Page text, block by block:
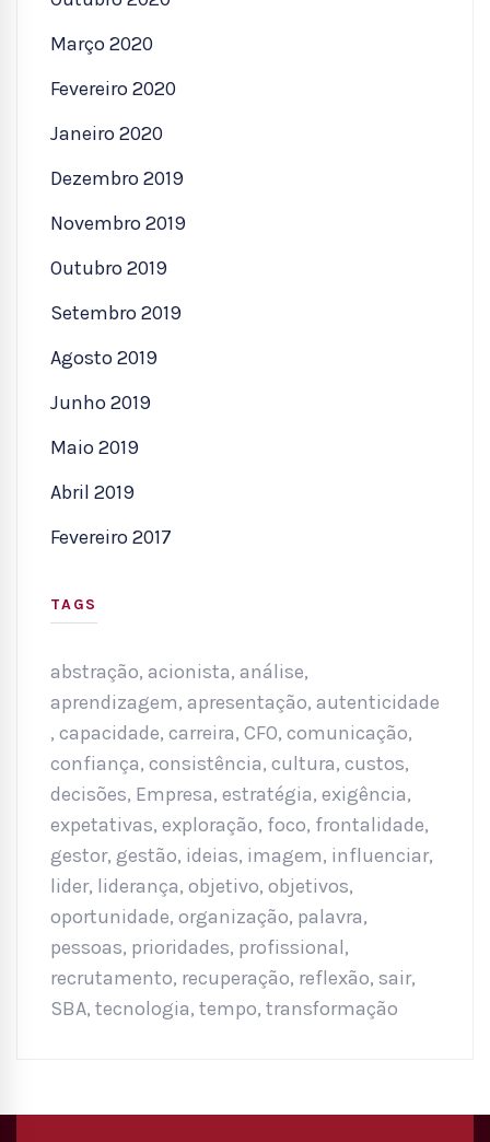
Março 2020
Fevereiro 2020
Janeiro 2020
Dezembro 2019
Novembro 2019
Outubro 2019
Setembro 2019
Agosto 2019
Junho 2019
Maio 2019
Abril 2019
Fevereiro 2017
TAGS
abstração, acionista, análise,
aprendizagem, apresentação, autenticidade
, capacidade, carreira, CFO, comunicação,
confiança, consistência, cultura, custos,
decisões, Empresa, estratégia, exigência,
expetativas, exploração, foco, frontalidade,
gestor, gestão, ideias, imagem, influenciar,
lider, liderança, objetivo, objetivos,
oportunidade, organização, palavra,
pessoas, prioridades, profissional,
recrutamento, recuperação, reflexão, sair,
SBA, tecnologia, tempo, transformação